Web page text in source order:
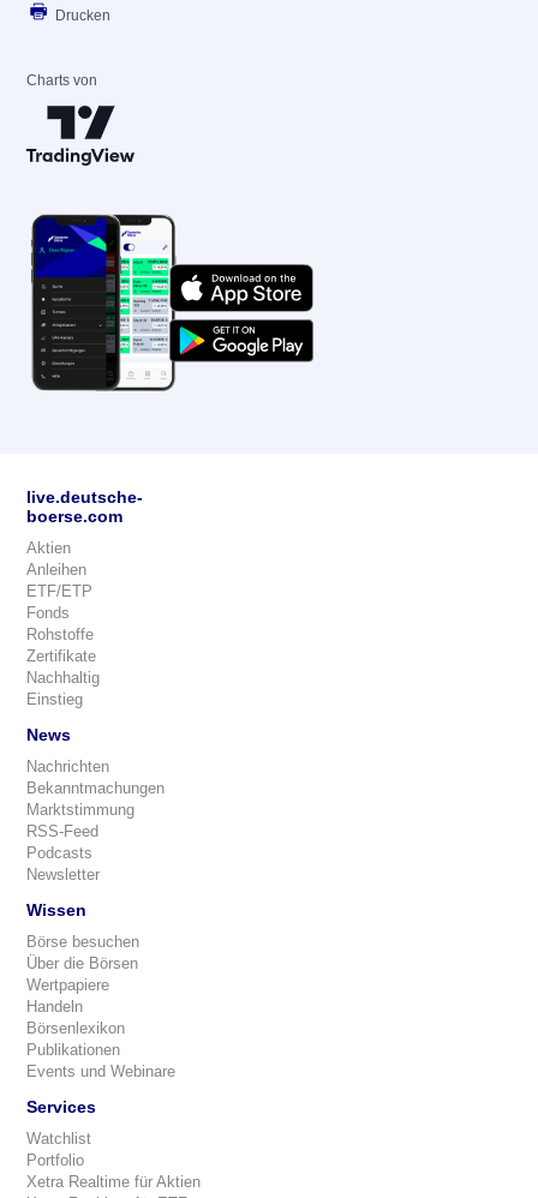
Drucken
Charts von
live.deutsche-
boerse.com
Aktien
Anleihen
ETF/ETP
Fonds
Rohstoffe
Zertifikate
Nachhaltig
Einstieg
News
Nachrichten
Bekanntmachungen
Marktstimmung
RSS-Feed
Podcasts
Newsletter
Wissen
Börse besuchen
Über die Börsen
Wertpapiere
Handeln
Börsenlexikon
Publikationen
Events und Webinare
Services
Watchlist
Portfolio
Xetra Realtime für Aktien